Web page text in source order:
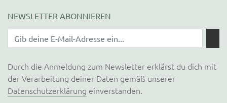
NEWSLETTER ABONNIEREN
Durch die Anmeldung zum Newsletter erklärst du dich mit
der Verarbeitung deiner Daten gemäß unserer
Datenschutzerklärung einverstanden.